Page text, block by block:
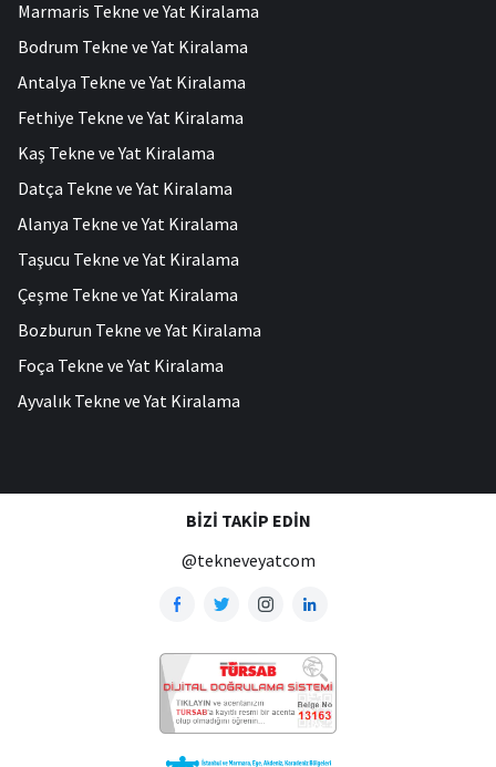
Marmaris Tekne ve Yat Kiralama
Bodrum Tekne ve Yat Kiralama
Antalya Tekne ve Yat Kiralama
Fethiye Tekne ve Yat Kiralama
Kaş Tekne ve Yat Kiralama
Datça Tekne ve Yat Kiralama
Alanya Tekne ve Yat Kiralama
Taşucu Tekne ve Yat Kiralama
Çeşme Tekne ve Yat Kiralama
Bozburun Tekne ve Yat Kiralama
Foça Tekne ve Yat Kiralama
Ayvalık Tekne ve Yat Kiralama
BIZI TAKIP EDIN
@tekneveyatcom